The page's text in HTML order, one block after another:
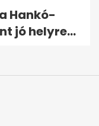
Hankó-
jó helyre...